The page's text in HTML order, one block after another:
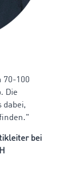
70-100
Die
dabei,
bei